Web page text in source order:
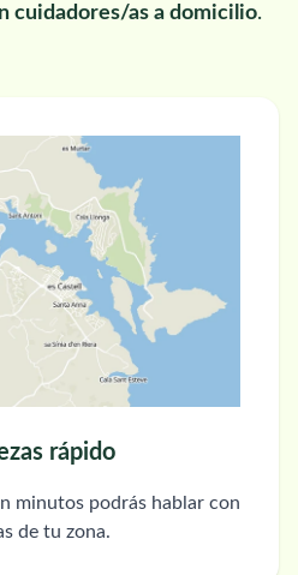
cuidadores/as a domicilio.
rápido
minutos podrás hablar con
de tu zona.